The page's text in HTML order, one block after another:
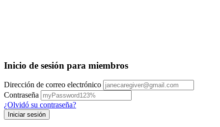
Inicio de sesión para miembros
Dirección de correo electrónico
Contraseña
¿Olvidó su contraseña?